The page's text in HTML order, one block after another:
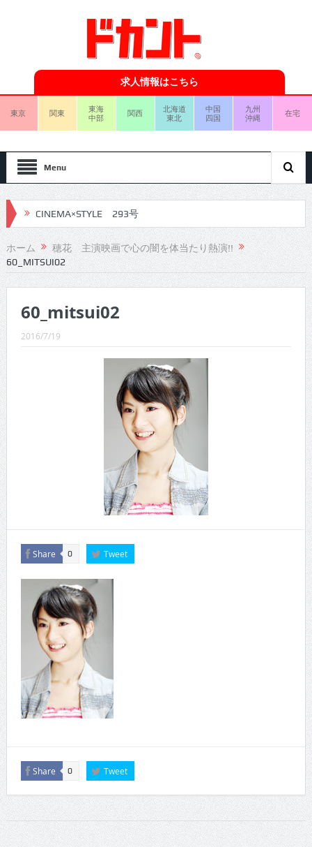
求人情報はこちら
東京 関東
東海
中部
関西
北海道
東北
中国
四国
九州
沖縄
在宅
Menu
CINEMA×STYLE 293号
CINEMA×STYLE 292号
CINEMA×STYLE 291号
CINEMA×STYLE 289号
CINEMA×STYLE 287号
CINEMA×STYLE 286号
CINEMA×STYLE 285号
CINEMA×STYLE 294号
ホーム
穂花 主演映画で心の闇を体当たり熱演!!
60_MITSUI02
60_mitsui02
2016/7/19
Share 0 Tweet
Share 0 Tweet